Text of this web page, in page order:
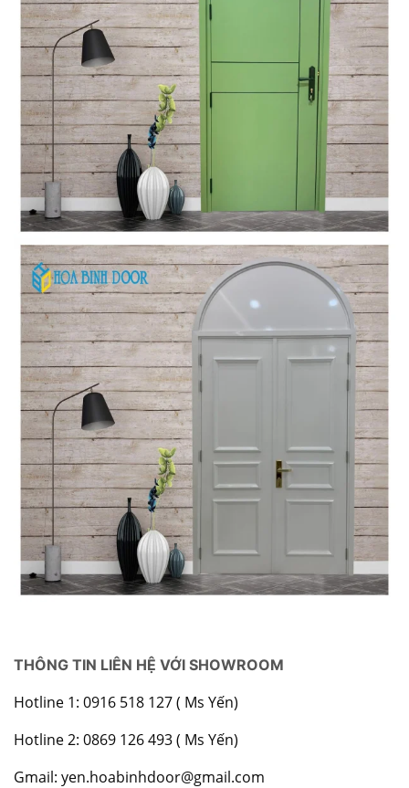
THÔNG TIN LIÊN HỆ VỚI SHOWROOM
Hotline 1: 0916 518 127 ( Ms Yến)
Hotline 2: 0869 126 493 ( Ms Yến)
Gmail: yen.hoabinhdoor@gmail.com